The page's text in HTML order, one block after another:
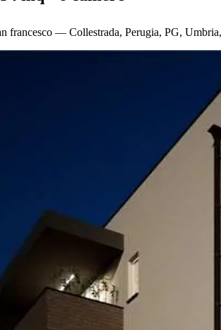
francesco — Collestrada, Perugia, PG,